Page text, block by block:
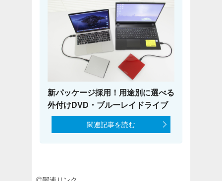
新パッケージ採用！用途別に選べる
外付けDVD・ブルーレイドライブ
関連記事を読む